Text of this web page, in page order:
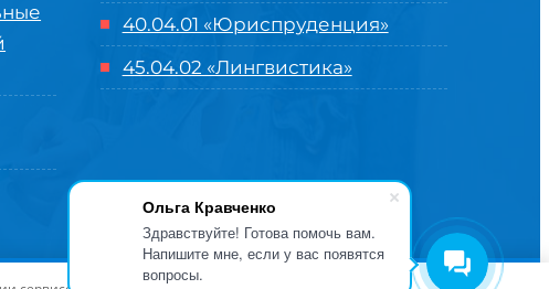
Ольга Кравченко
Здравствуйте! Готова помочь вам.
Напишите мне, если у вас появятся
вопросы.
40.04.01 «Юриспруденция»
45.04.02 «Лингвистика»
| Разработка и продвижение в Центре цифровых